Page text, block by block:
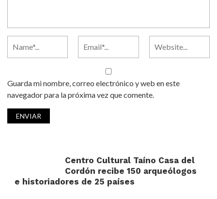
Guarda mi nombre, correo electrónico y web en este
navegador para la próxima vez que comente.
Centro Cultural Taíno Casa del
Cordón recibe 150 arqueólogos
e historiadores de 25 países